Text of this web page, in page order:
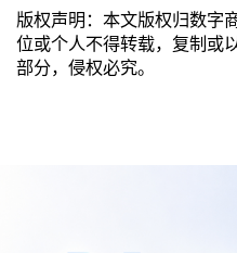
版权声明：本文版权归数字
位或个人不得转载，复制或
部分，侵权必究。